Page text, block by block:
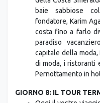
baie sabbiose
fondatore, Karim
costa fino a farlo
paradiso
capitale della
di moda, i ristoranti
Pernottamento in
Oggi il vostro